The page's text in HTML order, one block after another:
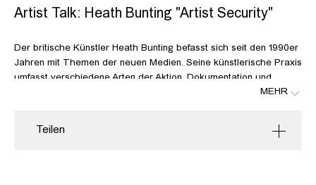
Artist Talk: Heath Bunting "Artist Security"
Der britische Künstler Heath Bunting befasst sich seit den 1990er
Jahren mit Themen der neuen Medien. Seine künstlerische Praxis
umfasst verschiedene Arten der Aktion, Dokumentation und
Visualisierung und kann im Kontext von Konzeptkunst oder der
der net.art Bewegung und als Gründer und Betreiber von
MEHR
Teilen